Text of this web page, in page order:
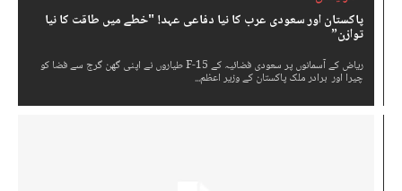
پاکستان اور سعودی عرب کا نیا دفاعی عہد! "خطے میں طاقت کا نیا
توازن”
ریاض کے آسمانوں پر سعودی فضائیہ کے F-15 طیاروں نے اپنی گھن گرج سے فضا کو
چیرا اور برادر ملک پاکستان کے وزیر اعظم...